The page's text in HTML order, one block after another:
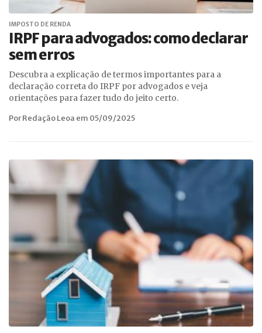
IMPOSTO DE RENDA
IRPF para advogados: como declarar
sem erros
Descubra a explicação de termos importantes para a
declaração correta do IRPF por advogados e veja
orientações para fazer tudo do jeito certo.
Por Redação Leoa em 05/09/2025